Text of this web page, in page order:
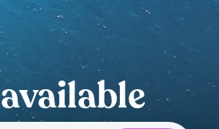
All locations